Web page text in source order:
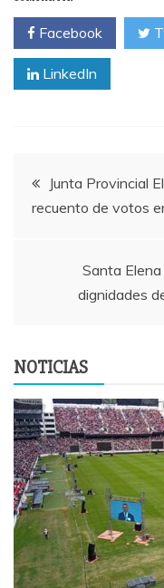
Facebook
LinkedIn
Navegación
entradas
Junta Provincial
recuento de votos
Santa
dignidades
NOTICIAS